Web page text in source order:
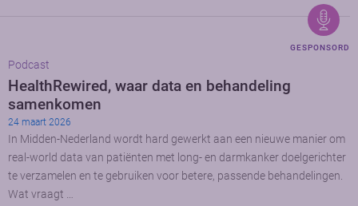
GESPONSORD
Podcast
HealthRewired, waar data en behandeling
samenkomen
24 maart 2026
In Midden-Nederland wordt hard gewerkt aan een nieuwe manier om
real-world data van patiënten met long- en darmkanker doelgerichter
te verzamelen en te gebruiken voor betere, passende behandelingen.
Wat vraagt …